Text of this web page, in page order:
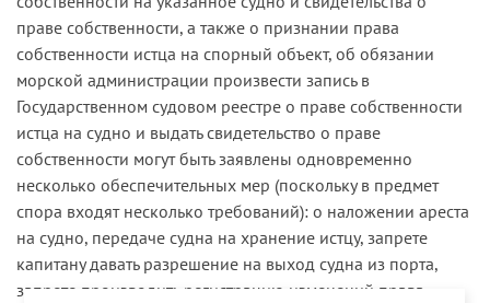
праве собственности, а также о признании права
собственности истца на спорный объект, об обязании
морской ад­министрации произвести запись в
Государственном судовом реестре о праве собственности
истца на судно и выдать свидетельство о праве
собственности могут быть заявлены одновременно
несколько обеспечительных мер (поскольку в предмет
спора входят несколь­ко требований): о наложении ареста
на судно, передаче судна на хранение истцу, запрете
капитану давать разрешение на выход судна из порта,
запрете производить регистрацию изменений права